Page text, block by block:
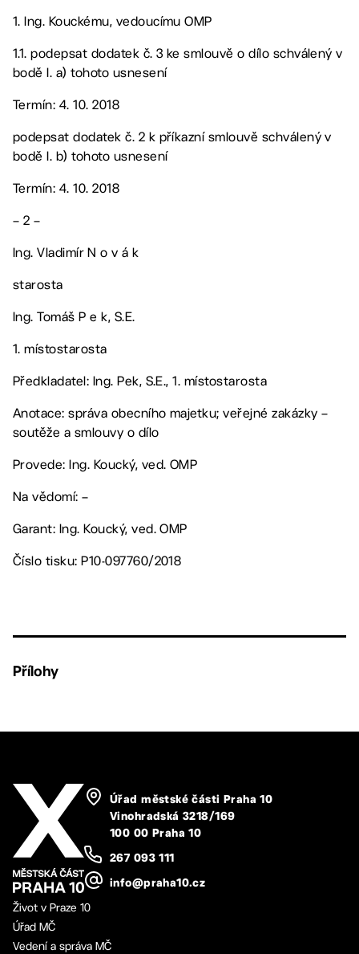
1. Ing. Kouckému, vedoucímu OMP
1.1. podepsat dodatek č. 3 ke smlouvě o dílo schválený v
bodě I. a) tohoto usnesení
Termín: 4. 10. 2018
podepsat dodatek č. 2 k příkazní smlouvě schválený v
bodě I. b) tohoto usnesení
Termín: 4. 10. 2018
– 2 –
Ing. Vladimír N o v á k
starosta
Ing. Tomáš P e k, S.E.
1. místostarosta
Předkladatel: Ing. Pek, S.E., 1. místostarosta
Anotace: správa obecního majetku; veřejné zakázky –
soutěže a smlouvy o dílo
Provede: Ing. Koucký, ved. OMP
Na vědomí: –
Garant: Ing. Koucký, ved. OMP
Číslo tisku: P10-097760/2018
Přílohy
Úřad městské části Praha 10
Vinohradská 3218/169
100 00 Praha 10
267 093 111
info@praha10.cz
Život v Praze 10
Úřad MČ
Vedení a správa MČ